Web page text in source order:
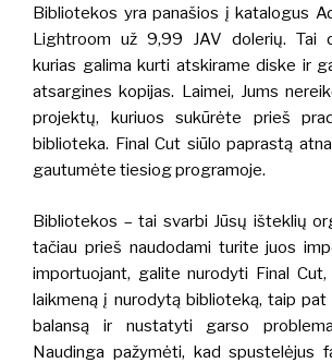
Bibliotekos yra panašios į katalogus
Lightroom už 9,99 JAV dolerių. Tai
kurias galima kurti atskirame diske ir
atsargines kopijas. Laimei, Jums
projektų, kuriuos sukūrėte prieš
biblioteka. Final Cut siūlo paprastą
gautumėte tiesiog programoje.
Bibliotekos – tai svarbi Jūsų išteklių
tačiau prieš naudodami turite juos
importuojant, galite nurodyti Final
laikmeną į nurodytą biblioteką, taip pat
balansą ir nustatyti garso
Naudinga pažymėti, kad spustelėjus